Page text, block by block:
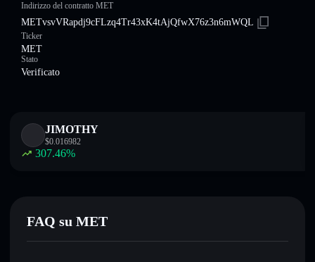
Indirizzo del contratto MET
METvsvVRapdj9cFLzq4Tr43xK4tAjQfwX76z3n6mWQL
Ticker
MET
Stato
Verificato
JIMOTHY
$0.016982
307.46%
FAQ su MET